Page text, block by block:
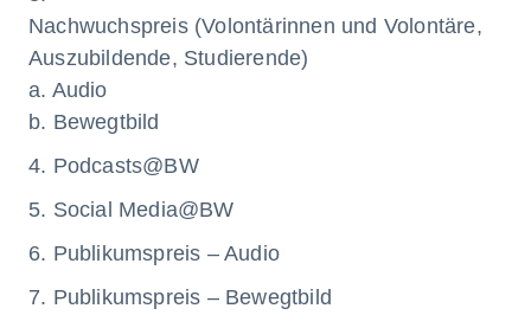
Nachwuchspreis (Volontärinnen und Volontäre,
Auszubildende, Studierende)
a. Audio
b. Bewegtbild
Podcasts@BW
Social Media@BW
Publikumspreis – Audio
Publikumspreis – Bewegtbild